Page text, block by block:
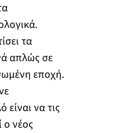
τα
απλώς σε
εποχή.
είναι να τις
ο νέος